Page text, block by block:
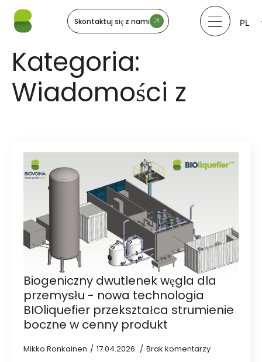
Skontaktuj się z nami
PL
Kategoria:
Wiadomości z
Biogeniczny dwutlenek węgla dla
przemysłu - nowa technologia
BIOliquefier przekształca strumienie
boczne w cenny produkt
Mikko Ronkainen 17.04.2026 Brak komentarzy